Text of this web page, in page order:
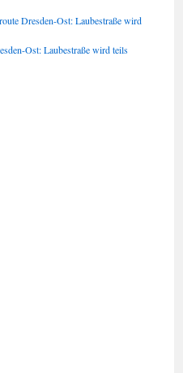
Dresden-Ost: Laubestraße wird
Ost: Laubestraße wird teils